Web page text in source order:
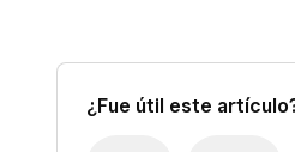
¿Fue útil este